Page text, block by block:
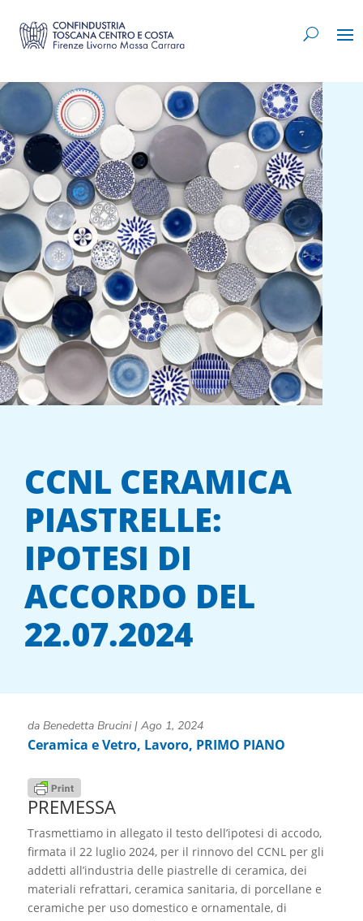
CCNL CERAMICA
PIASTRELLE:
IPOTESI DI
ACCORDO DEL
22.07.2024
da Benedetta Brucini| Ago 1, 2024
Ceramica e Vetro, Lavoro, PRIMO PIANO
PREMESSA
Trasmettiamo in allegato il testo dell’ipotesi di accodo,
firmata il 22 luglio 2024, per il rinnovo del CCNL per gli
addetti all’industria delle piastrelle di ceramica, dei
materiali refrattari, ceramica sanitaria, di porcellane e
ceramiche per uso domestico e ornamentale, di